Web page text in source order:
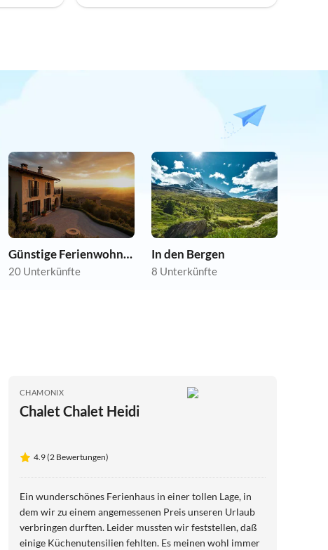
Günstige Ferienwohnungen
20 Unterkünfte
In den Bergen
8 Unterkünfte
CHAMONIX
Chalet Chalet Heidi
4.9 (2 Bewertungen)
Ein wunderschönes Ferienhaus in einer tollen Lage, in
dem wir zu einem angemessenen Preis unseren Urlaub
verbringen durften. Leider mussten wir feststellen, daß
einige Küchenutensilien fehlten. Es meinen wohl immer